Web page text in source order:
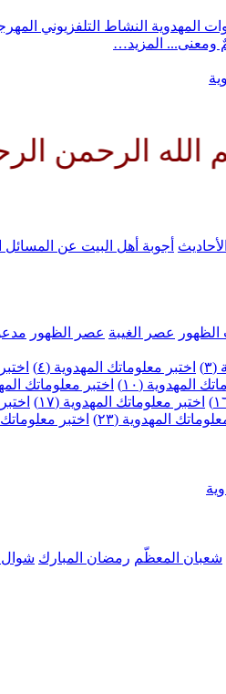
المهدوية النشاط التلفزيوني
ومعنى... المزيد…
الرحيم
أجوبة أهل البيت عن المسائل
عصر الغيبة عصر الظهور
اختبر معلوماتك المهدوية (٤)
المهدوية (١٠) اختبر معلوماتك
اختبر معلوماتك المهدوية (١٧)
المهدوية (٢٣)
اختبر معلوماتك
شعبان المعظّم رمضان المبارك شوال